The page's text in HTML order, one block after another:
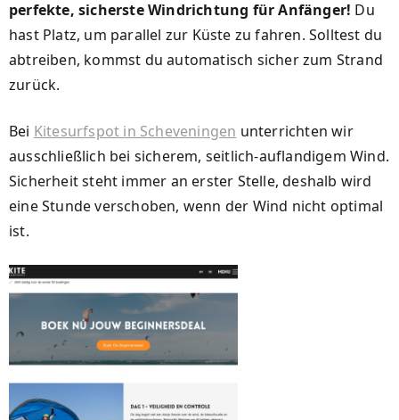
perfekte, sicherste Windrichtung für Anfänger! Du
hast Platz, um parallel zur Küste zu fahren. Solltest du
abtreiben, kommst du automatisch sicher zum Strand
zurück.
Bei Kitesurfspot in Scheveningen unterrichten wir
ausschließlich bei sicherem, seitlich-auflandigem Wind.
Sicherheit steht immer an erster Stelle, deshalb wird
eine Stunde verschoben, wenn der Wind nicht optimal
ist.